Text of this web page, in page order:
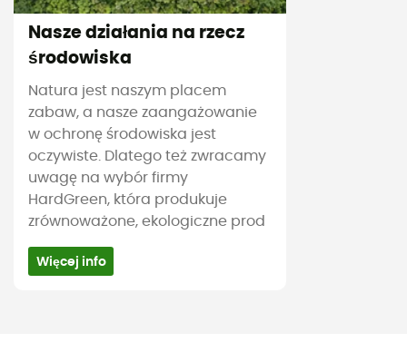
Nasze działania na rzecz
środowiska
Natura jest naszym placem
zabaw, a nasze zaangażowanie
w ochronę środowiska jest
oczywiste. Dlatego też zwracamy
uwagę na wybór firmy
HardGreen, która produkuje
zrównoważone, ekologiczne prod
Więcej info